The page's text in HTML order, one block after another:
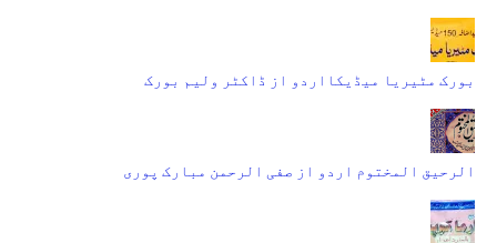
بورک مٹیریا میڈیکااردو از ڈاکٹر ولیم بورک
الرحیق المختوم اردو از صفی الرحمن مبارک پوری